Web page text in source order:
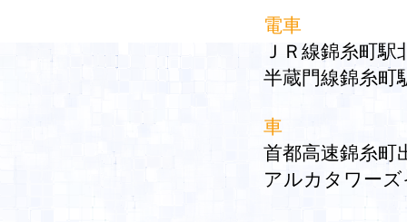
電車
ＪＲ線錦糸町
半蔵門線錦糸町
車
首都高速錦糸町
アルカタワー